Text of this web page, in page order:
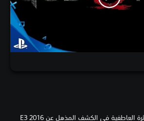
انغمس في القصة المؤثرة العاطفية في الكشف المذهل عن E3 2016